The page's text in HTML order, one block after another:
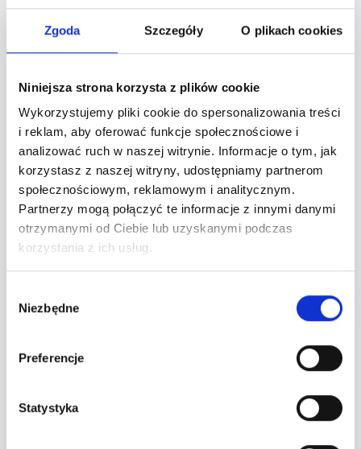
Zgoda Szczegóły O plikach cookies
Niniejsza strona korzysta z plików cookie
Wykorzystujemy pliki cookie do spersonalizowania treści
i reklam, aby oferować funkcje społecznościowe i
analizować ruch w naszej witrynie. Informacje o tym, jak
korzystasz z naszej witryny, udostępniamy partnerom
społecznościowym, reklamowym i analitycznym.
Partnerzy mogą połączyć te informacje z innymi danymi
otrzymanymi od Ciebie lub uzyskanymi podczas
korzystania z ich usług.
zgody
Niezbędne
Preferencje
Statystyka
Wydarzenie wyprzedane
Zapisz się na listę oczekujących —
po zwiększeniu puli przez organizatora).
Powiadom mnie o biletach
O wydarzeniu
Lokalizacja